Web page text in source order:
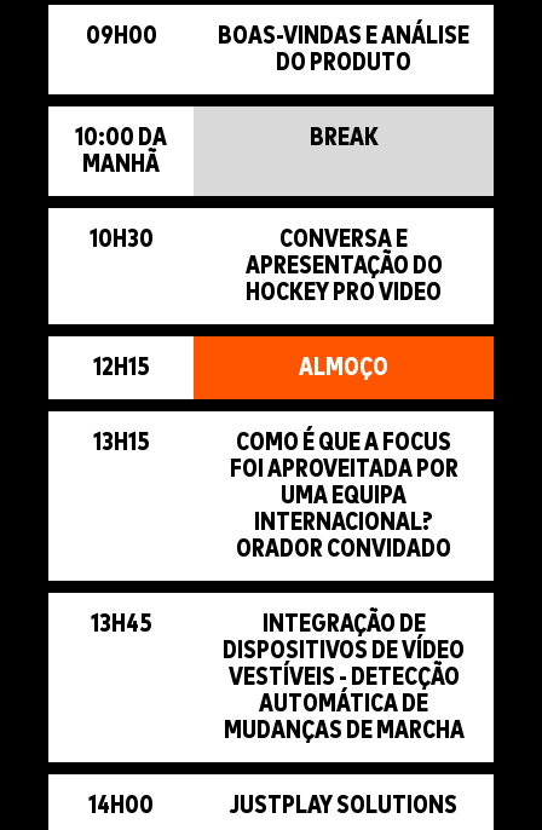
09H00
BOAS-VINDAS E ANÁLISE
DO PRODUTO
10:00 DA
MANHÃ
BREAK
10H30
CONVERSA E
APRESENTAÇÃO DO
HOCKEY PRO VIDEO
12H15 ALMOÇO
13H15
COMO É QUE A FOCUS
FOI APROVEITADA POR
UMA EQUIPA
INTERNACIONAL?
ORADOR CONVIDADO
13H45
INTEGRAÇÃO DE
DISPOSITIVOS DE VÍDEO
VESTÍVEIS - DETECÇÃO
AUTOMÁTICA DE
MUDANÇAS DE MARCHA
14H00 JUSTPLAY SOLUTIONS